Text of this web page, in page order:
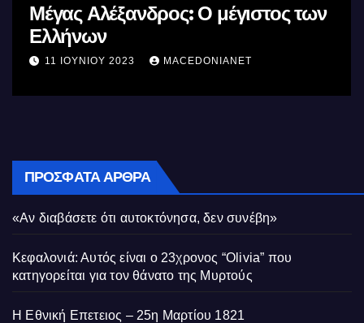
Μέγας Αλέξανδρος: Ο μέγιστος των
Ελλήνων
11 ΙΟΥΝΊΟΥ 2023 MACEDONIANET
ΠΡΌΣΦΑΤΑ ΆΡΘΡΑ
«Αν διαβάσετε ότι αυτοκτόνησα, δεν συνέβη»
Κεφαλονιά: Αυτός είναι ο 23χρονος “Olivia” που
κατηγορείται για τον θάνατο της Μυρτούς
Η Εθνική Επετειος – 25η Μαρτίου 1821